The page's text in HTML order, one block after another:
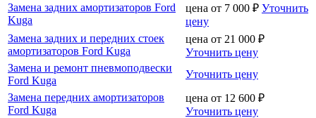
Замена задних амортизаторов Ford
Kuga
цена от 7 000 ₽ Уточнить
цену
Замена задних и передних стоек
амортизаторов Ford Kuga
цена от 21 000 ₽
Уточнить цену
Замена и ремонт пневмоподвески
Ford Kuga
Уточнить цену
Замена передних амортизаторов
Ford Kuga
цена от 12 600 ₽
Уточнить цену